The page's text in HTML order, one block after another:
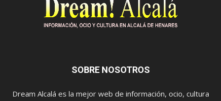
SOBRE NOSOTROS
Dream Alcalá es la mejor web de información, ocio, cultura